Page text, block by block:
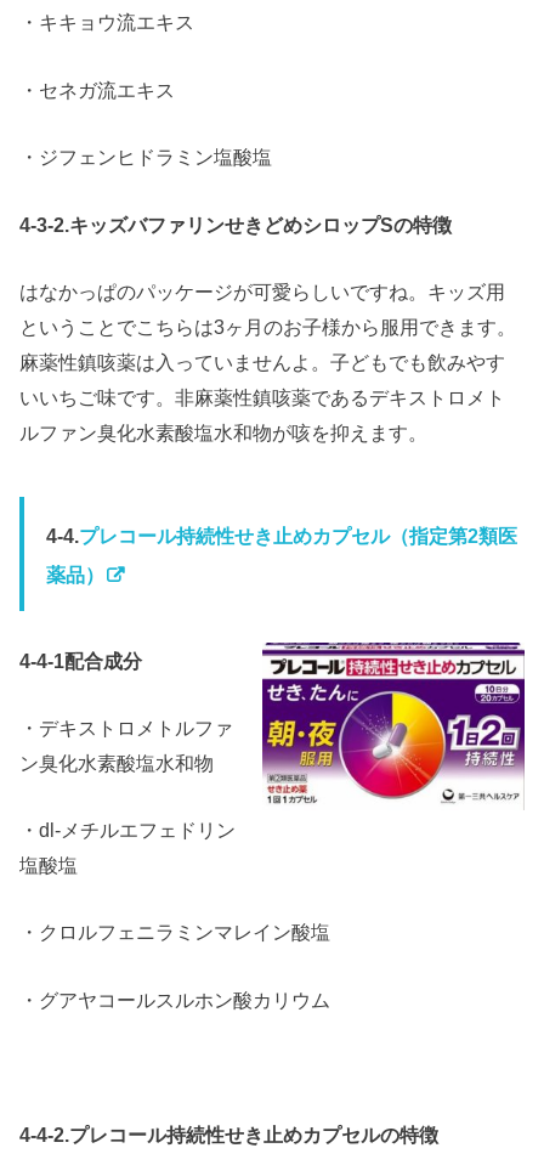
・キキョウ流エキス
・セネガ流エキス
・ジフェンヒドラミン塩酸塩
4-3-2.キッズバファリンせきどめシロップSの特徴
はなかっぱのパッケージが可愛らしいですね。キッズ用
ということでこちらは3ヶ月のお子様から服用できます。
麻薬性鎮咳薬は入っていませんよ。子どもでも飲みやす
いいちご味です。非麻薬性鎮咳薬であるデキストロメト
ルファン臭化水素酸塩水和物が咳を抑えます。
4-4.プレコール持続性せき止めカプセル（指定第2類医
薬品）
4-4-1配合成分
・デキストロメトルファ
ン臭化水素酸塩水和物
・dl-メチルエフェドリン
塩酸塩
・クロルフェニラミンマレイン酸塩
・グアヤコールスルホン酸カリウム
4-4-2.プレコール持続性せき止めカプセルの特徴